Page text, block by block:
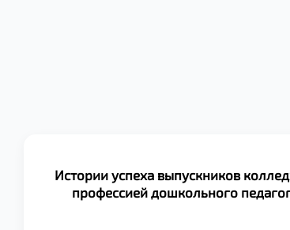
Истории успеха выпускников
профессией дошкольного